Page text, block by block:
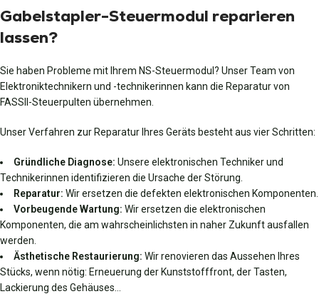
Gabelstapler-Steuermodul reparieren
lassen?
Sie haben Probleme mit Ihrem NS-Steuermodul? Unser Team von
Elektroniktechnikern und -technikerinnen kann die Reparatur von
FASSII-Steuerpulten übernehmen.
Unser Verfahren zur Reparatur Ihres Geräts besteht aus vier Schritten:
Gründliche Diagnose: Unsere elektronischen Techniker und
Technikerinnen identifizieren die Ursache der Störung.
Reparatur: Wir ersetzen die defekten elektronischen Komponenten.
Vorbeugende Wartung: Wir ersetzen die elektronischen
Komponenten, die am wahrscheinlichsten in naher Zukunft ausfallen
werden.
Ästhetische Restaurierung: Wir renovieren das Aussehen Ihres
Stücks, wenn nötig: Erneuerung der Kunststofffront, der Tasten,
Lackierung des Gehäuses…